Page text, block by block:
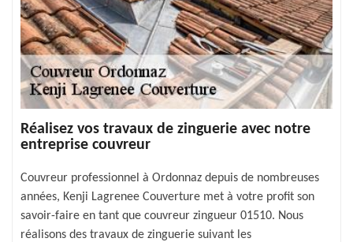
Réalisez vos travaux de zinguerie avec notre
entreprise couvreur
Couvreur professionnel à Ordonnaz depuis de nombreuses
années, Kenji Lagrenee Couverture met à votre profit son
savoir-faire en tant que couvreur zingueur 01510. Nous
réalisons des travaux de zinguerie suivant les